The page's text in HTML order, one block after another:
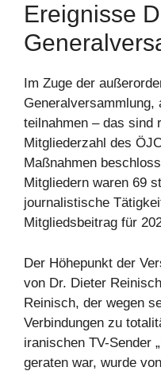
Ereignisse
Im Zuge der
Generalversammlung,
teilnahmen – das sind
Mitgliederzahl des
Maßnahmen
Mitgliedern waren 69
journalistische
Mitgliedsbeitrag für
Der Höhepunkt der
von Dr. Dieter
Reinisch, der wegen
Verbindungen zu
iranischen TV-Sender
geraten war, wurde